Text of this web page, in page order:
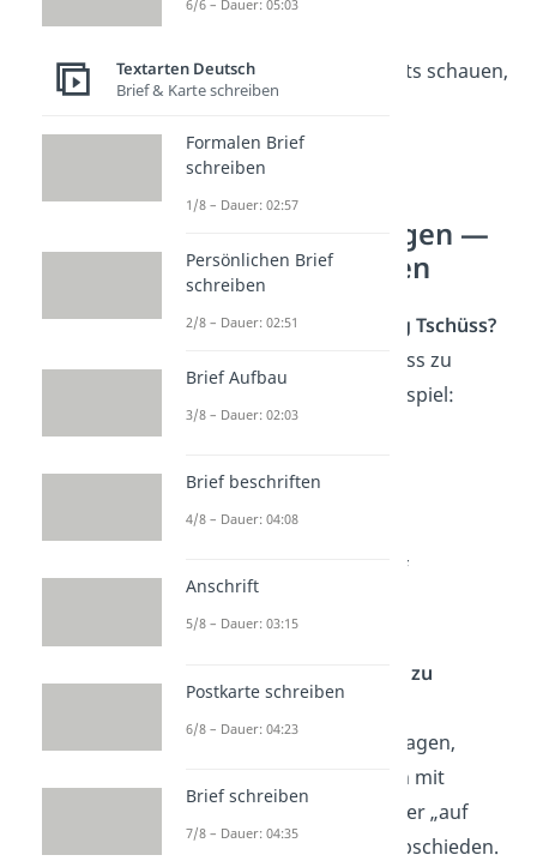
Links schauen, rechts schauen,
Wiederschaun
Lustige
Verabschiedungen —
häufigste Fragen
Wie sagt man lustig Tschüss?
Lustige Arten Tschüss zu
sagen, sind zum Beispiel:
Bis Baldrian
Man siebt sich
Paris, Athen, auf
Was sagt man noch zu
Tschüss?
Statt „Tschüss“ zu sagen,
kannst du dich auch mit
„lebwohl“, „ade“ oder „auf
Wiedersehen“ verabschieden.
6/6 – Dauer: 05:03
Textarten Deutsch
Brief & Karte schreiben
Formalen Brief
schreiben
1/8 – Dauer: 02:57
Persönlichen Brief
schreiben
2/8 – Dauer: 02:51
Brief Aufbau
3/8 – Dauer: 02:03
Brief beschriften
4/8 – Dauer: 04:08
Anschrift
5/8 – Dauer: 03:15
Postkarte schreiben
6/8 – Dauer: 04:23
Brief schreiben
7/8 – Dauer: 04:35